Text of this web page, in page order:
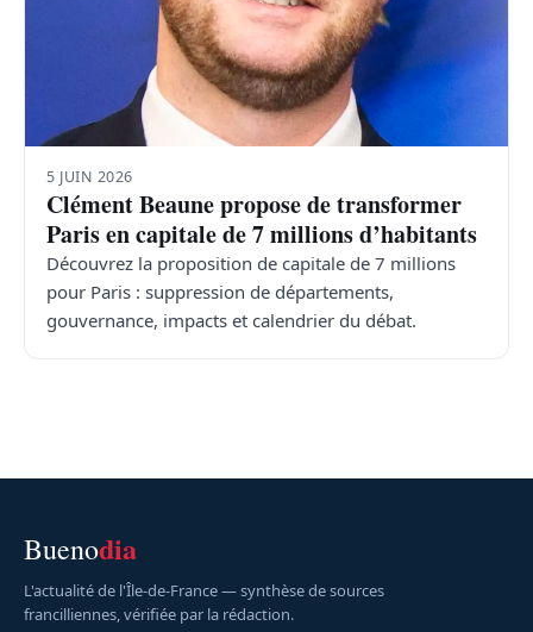
5 JUIN 2026
Clément Beaune propose de transformer
Paris en capitale de 7 millions d’habitants
Découvrez la proposition de capitale de 7 millions
pour Paris : suppression de départements,
gouvernance, impacts et calendrier du débat.
Buenodia
L'actualité de l'Île-de-France — synthèse de sources
francilliennes, vérifiée par la rédaction.